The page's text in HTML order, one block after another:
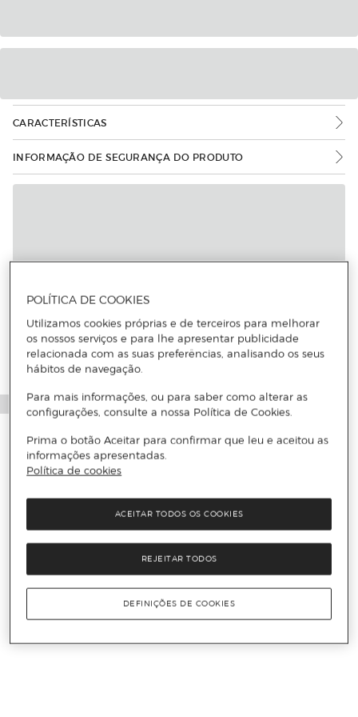
CARACTERÍSTICAS
INFORMAÇÃO DE SEGURANÇA DO PRODUTO
POLÍTICA DE COOKIES
Utilizamos cookies próprias e de terceiros para melhorar
os nossos serviços e para lhe apresentar publicidade
relacionada com as suas preferências, analisando os seus
hábitos de navegação.
Para mais informações, ou para saber como alterar as
configurações, consulte a nossa Política de Cookies.
Prima o botão Aceitar para confirmar que leu e aceitou as
informações apresentadas.
Política de cookies
REJEITAR TODOS
ACEITAR TODOS OS COOKIES
DEFINIÇÕES DE COOKIES